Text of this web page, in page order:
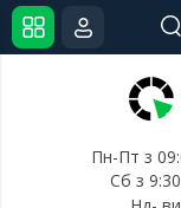
Пн-Пт з
Сб з